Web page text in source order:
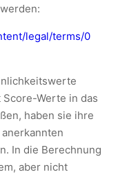
/legal/terms/0
Werte in das
haben sie ihre
In die Berechnung
aber nicht